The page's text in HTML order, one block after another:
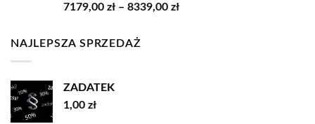
7179,00 zł – 8339,00 złZakres
NAJLEPSZA SPRZEDAŻ
ZADATEK
1,00 zł